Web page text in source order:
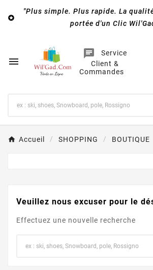

"Plus simple. Plus rapide. La
portée d'un Clic

chat
Service
Client &
Commandes
Accueil SHOPPING BOUTIQUE
Veuillez nous excuser pour le
Effectuez une nouvelle recherche